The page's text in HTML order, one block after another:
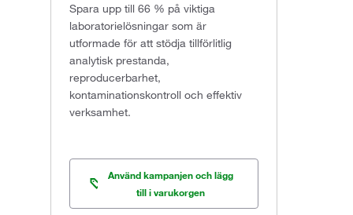
Spara upp till 66 % på viktiga
laboratorielösningar som är
utformade för att stödja tillförlitlig
analytisk prestanda,
reproducerbarhet,
kontaminationskontroll och effektiv
verksamhet.
Använd kampanjen och lägg
till i varukorgen